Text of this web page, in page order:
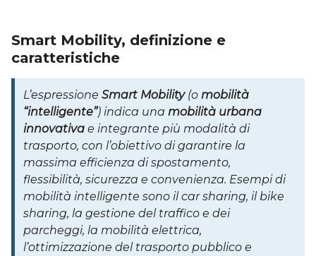
Smart Mobility, definizione e
caratteristiche
L’espressione Smart Mobility(o mobilità
“intelligente”) indica una mobilità urbana
innovativa e integrante più modalità di
trasporto, con l’obiettivo di garantire la
massima efficienza di spostamento,
flessibilità, sicurezza e convenienza. Esempi di
mobilità intelligente sono il car sharing, il bike
sharing, la gestione del traffico e dei
parcheggi, la mobilità elettrica,
l’ottimizzazione del trasporto pubblico e